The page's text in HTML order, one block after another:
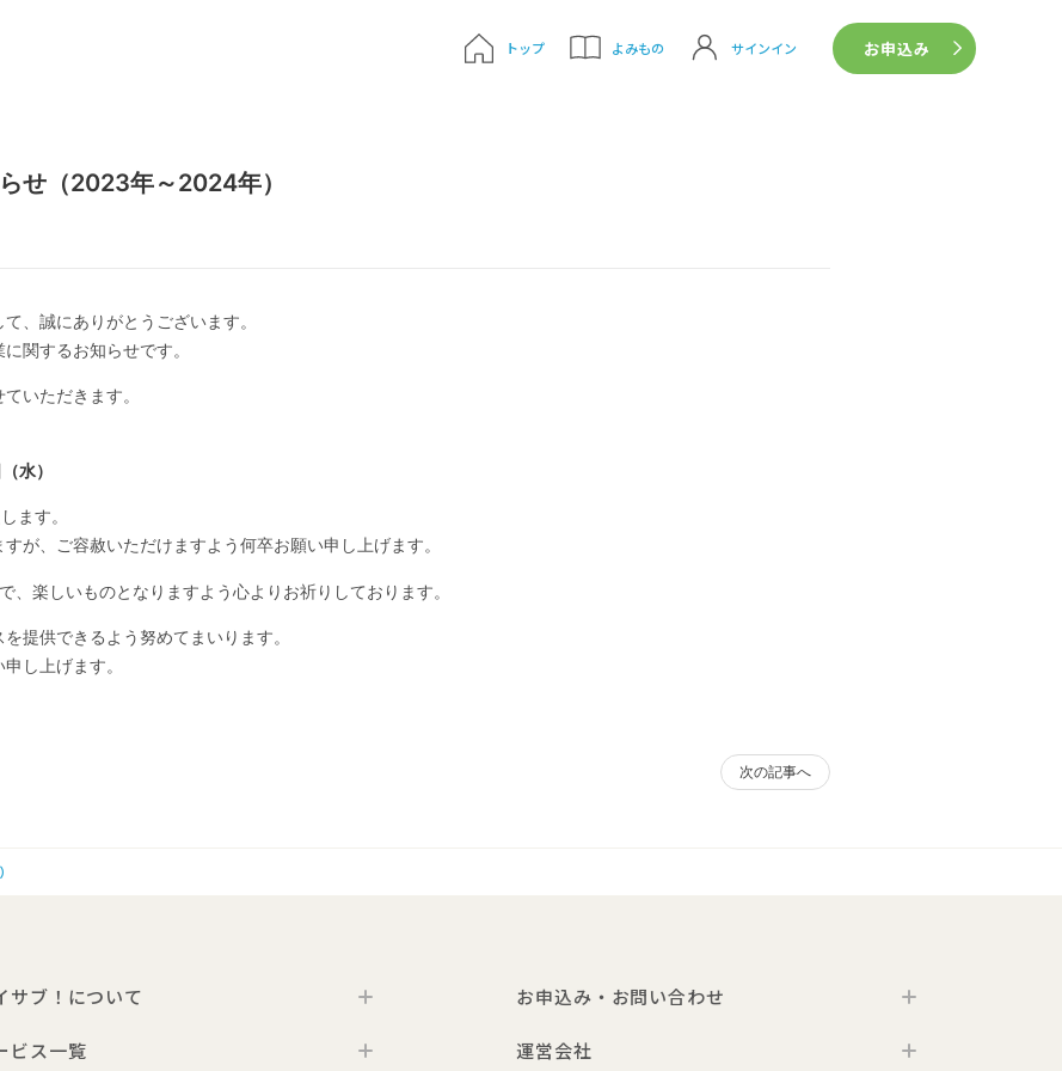
込み
ドブック
育児メディア
サインイン
トップ よみもの サインイン お申込み
せ（2023年～2024年）
、誠にありがとうございます。
関するお知らせです。
いただきます。
水）
ます。
が、ご容赦いただけますよう何卒お願い申し上げます。
楽しいものとなりますよう心よりお祈りしております。
提供できるよう努めてまいります。
し上げます。
次の記事へ
サブ！について
トイサブ！の特徴
ビス一覧
お申込み・お問い合わせ
お申込み
運営会社